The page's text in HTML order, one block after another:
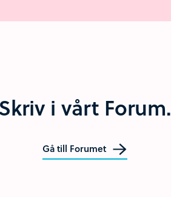
i vårt Forum.
Gå till Forumet